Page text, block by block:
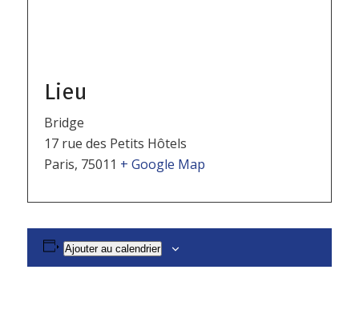
Lieu
Bridge
17 rue des Petits Hôtels
Paris, 75011 + Google Map
Ajouter au calendrier